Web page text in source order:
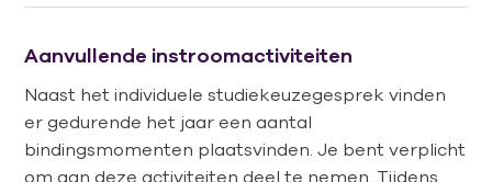
Aanvullende instroomactiviteiten
Naast het individuele studiekeuzegesprek vinden
er gedurende het jaar een aantal
bindingsmomenten plaatsvinden. Je bent verplicht
om aan deze activiteiten deel te nemen. Tijdens